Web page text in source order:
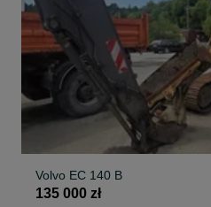
Volvo EC 140 B
135 000 zł